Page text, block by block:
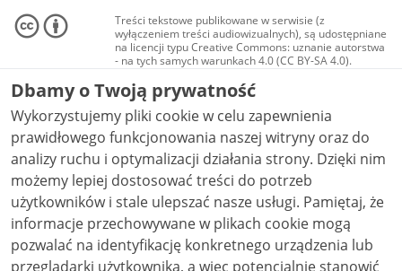
Treści tekstowe publikowane w serwisie (z
wyłączeniem treści audiowizualnych), są udostępniane
na licencji typu Creative Commons: uznanie autorstwa
- na tych samych warunkach 4.0 (CC BY-SA 4.0).
Materiały audiowizualne, w tym zdjęcia, materiały
audio i wideo, są udostępniane na licencji typu
Creative Commons: uznanie autorstwa użycie
niekomercyjne - bez utworów zależnych 4.0 (CC BY-
NC-ND 4.0), o ile nie jest to stwierdzone inaczej.
Dbamy o Twoją prywatność
Wykorzystujemy pliki cookie w celu zapewnienia
prawidłowego funkcjonowania naszej witryny oraz do
analizy ruchu i optymalizacji działania strony. Dzięki nim
możemy lepiej dostosować treści do potrzeb
użytkowników i stale ulepszać nasze usługi. Pamiętaj, że
informacje przechowywane w plikach cookie mogą
pozwalać na identyfikację konkretnego urządzenia lub
przeglądarki użytkownika, a więc potencjalnie stanowić